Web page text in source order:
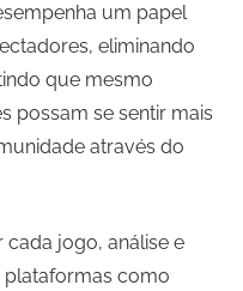
um papel
eliminando
que mesmo
possam se sentir mais
através do
jogo, análise e
como